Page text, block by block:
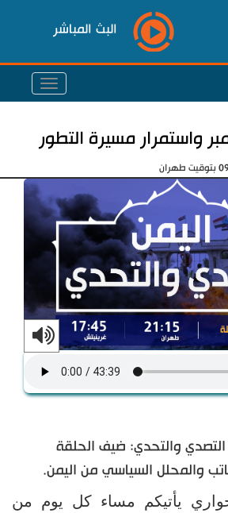
البث المباشر
والتحدي: ضيف الحلقة
والمحلل السياسي من اليمن.
يأتيكم مساء كل يوم من